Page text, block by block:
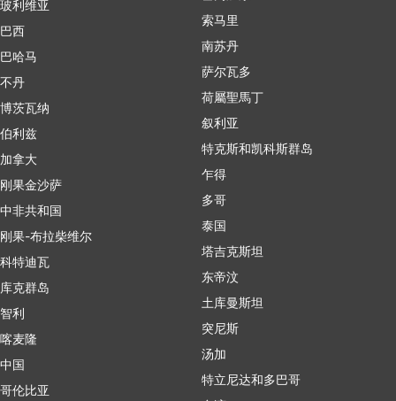
玻利维亚
巴西
巴哈马
不丹
博茨瓦纳
伯利兹
加拿大
刚果金沙萨
中非共和国
刚果-布拉柴维尔
科特迪瓦
库克群岛
智利
喀麦隆
中国
哥伦比亚
索马里
南苏丹
萨尔瓦多
荷屬聖馬丁
叙利亚
特克斯和凯科斯群岛
乍得
多哥
泰国
塔吉克斯坦
东帝汶
土库曼斯坦
突尼斯
汤加
特立尼达和多巴哥